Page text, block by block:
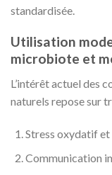
standardisée.
Utilisation
microbiote et
L’intérêt actuel des
naturels repose sur
Stress oxydatif
Communication